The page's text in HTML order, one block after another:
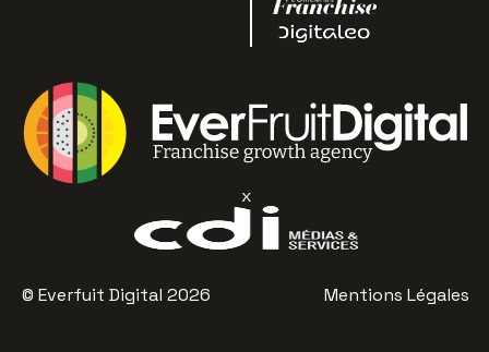
x
© Everfuit Digital 2026 Mentions Légales